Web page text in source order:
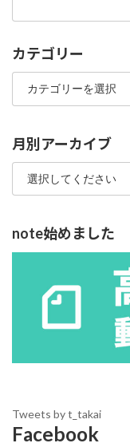
カテゴリー
カ
ゴ
ー
月別アーカイブ
note始めました
Tweets by t_takai
Facebook